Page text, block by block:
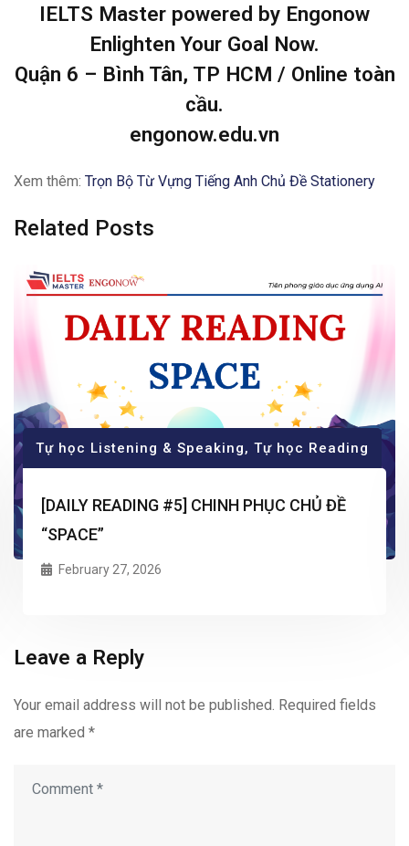
IELTS Master powered by Engonow
Enlighten Your Goal Now.
Quận 6 – Bình Tân, TP HCM / Online toàn
cầu.
engonow.edu.vn
Xem thêm: Trọn Bộ Từ Vựng Tiếng Anh Chủ Đề Stationery
Related Posts
Tự học Listening & Speaking, Tự học Reading
[DAILY READING #5] CHINH PHỤC CHỦ ĐỀ
“SPACE”
February 27, 2026
Leave a Reply
Your email address will not be published. Required fields
are marked *